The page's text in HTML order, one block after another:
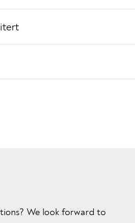
We look forward to